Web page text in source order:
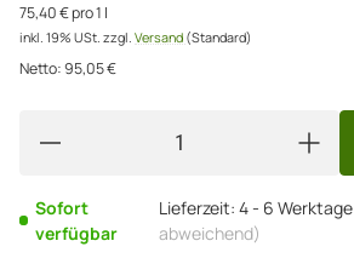
75,40 € pro 1 l
inkl. 19% USt. zzgl. Versand (Standard)
Netto:95,05€
Sofort
verfügbar
Lieferzeit: 4 - 6 Werktage
abweichend)